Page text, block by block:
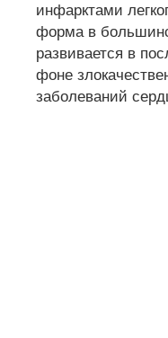
инфарктами
форма в
развивается в
фоне
заболеваний